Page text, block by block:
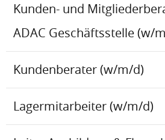
Kunden- und
ADAC Geschäftsstelle (w/
Kundenberater (w/m/d)
Lagermitarbeiter (w/m/d)